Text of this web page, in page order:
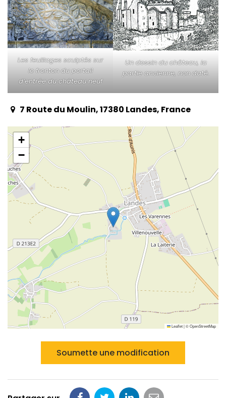
Les feuillages sculptés sur
le fronton du portail
d’entrée du château neuf
Un dessin du château, la
partie ancienne, non daté.
7 Route du Moulin, 17380 Landes, France
+
−
Leaflet|©OpenStreetMap
Soumette une modification